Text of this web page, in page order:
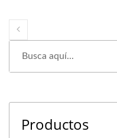
Productos